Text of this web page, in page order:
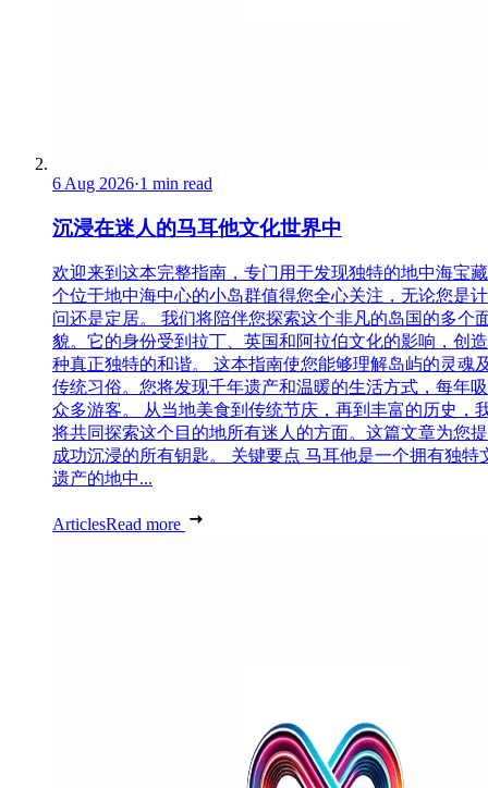
6 Aug 2026·1 min read
沉浸在迷人的马耳他文化世界中
欢迎来到这本完整指南，专门用于发现独特的地中海宝
个位于地中海中心的小岛群值得您全心关注，无论您是
问还是定居。 我们将陪伴您探索这个非凡的岛国的多个
貌。它的身份受到拉丁、英国和阿拉伯文化的影响，创
种真正独特的和谐。 这本指南使您能够理解岛屿的灵魂
传统习俗。您将发现千年遗产和温暖的生活方式，每年
众多游客。 从当地美食到传统节庆，再到丰富的历史，
将共同探索这个目的地所有迷人的方面。这篇文章为您
成功沉浸的所有钥匙。 关键要点 马耳他是一个拥有独特
遗产的地中...
ArticlesRead more